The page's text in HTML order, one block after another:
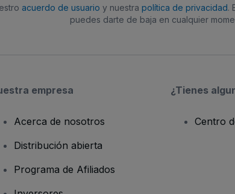
acuerdo de usuario y nuestra política de privacidad.
puedes darte de baja en cualquier
empresa
Acerca de nosotros
Distribución abierta
Programa de Afiliados
¿Tienes
Centro